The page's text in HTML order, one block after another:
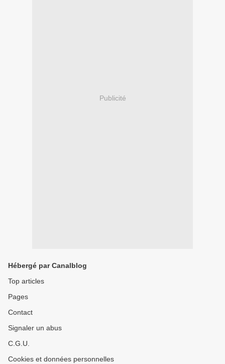
Publicité
Hébergé par Canalblog
Top articles
Pages
Contact
Signaler un abus
C.G.U.
Cookies et données personnelles